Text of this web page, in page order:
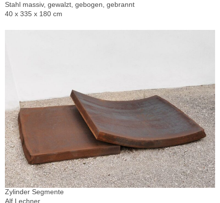
Stahl massiv, gewalzt, gebogen, gebrannt
40 x 335 x 180 cm
Zylinder Segmente
Alf Lechner